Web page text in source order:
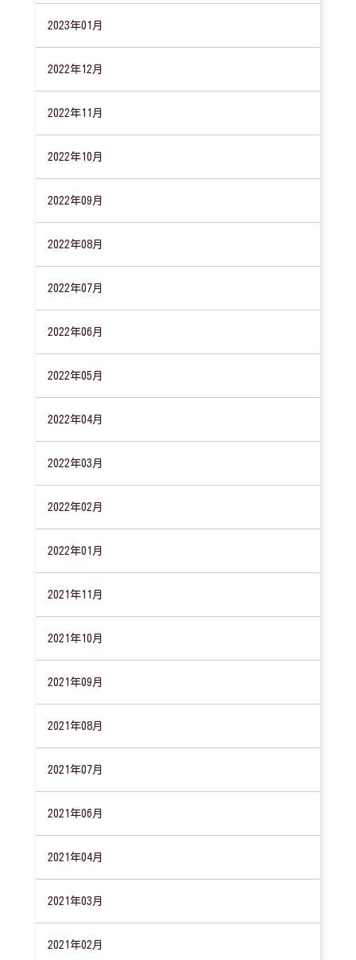
2023年01月
2022年12月
2022年11月
2022年10月
2022年09月
2022年08月
2022年07月
2022年06月
2022年05月
2022年04月
2022年03月
2022年02月
2022年01月
2021年11月
2021年10月
2021年09月
2021年08月
2021年07月
2021年06月
2021年04月
2021年03月
2021年02月